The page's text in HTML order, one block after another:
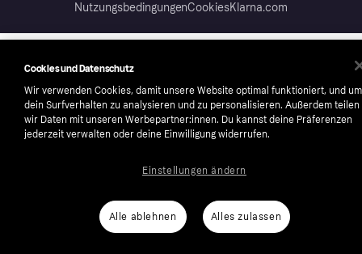
NutzungsbedingungenCookiesKlarna.com
Cookies und Datenschutz
Wir verwenden Cookies, damit unsere Website optimal funktioniert, und um
dein Surfverhalten zu analysieren und zu personalisieren. Außerdem teilen
wir Daten mit unseren Werbepartner:innen. Du kannst deine Präferenzen
jederzeit verwalten oder deine Einwilligung widerrufen.
Alle ablehnen Alles zulassen
Einstellungen ändern